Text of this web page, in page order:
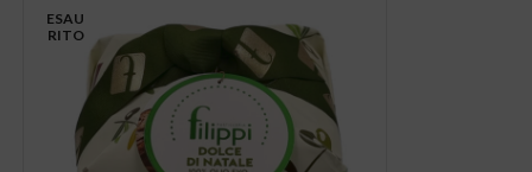
ESAU
RITO